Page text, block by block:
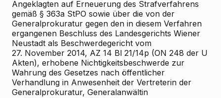
Angeklagten auf Erneuerung des Strafverfahrens
gemäß § 363a StPO sowie über die von der
Generalprokuratur gegen den in diesem Verfahren
ergangenen Beschluss des Landesgerichts Wiener
Neustadt als Beschwerdegericht vom
27. November 2014, AZ 14 Bl 21/14p (ON 248 der U
Akten), erhobene Nichtigkeitsbeschwerde zur
Wahrung des Gesetzes nach öffentlicher
Verhandlung in Anwesenheit der Vertreterin der
Generalprokuratur, Generalanwältin